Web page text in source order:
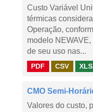
Custo Variável
térmicas
Operação,
modelo
de seu uso nas...
PDF CSV
CMO Semi-
Valores do custo,